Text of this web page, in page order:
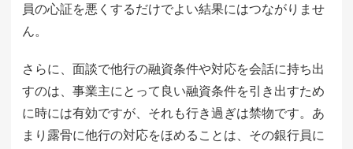
員の心証を悪くするだけでよい結果にはつながりませ
ん。
さらに、面談で他行の融資条件や対応を会話に持ち出
すのは、事業主にとって良い融資条件を引き出すため
に時には有効ですが、それも行き過ぎは禁物です。あ
まり露骨に他行の対応をほめることは、その銀行員に